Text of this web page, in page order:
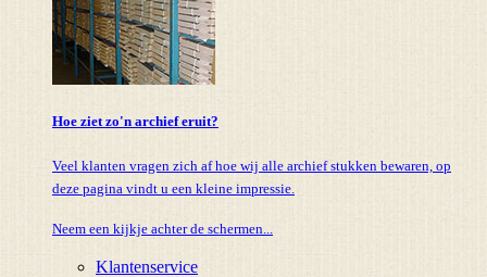
Hoe ziet zo'n archief eruit?
Veel klanten vragen zich af hoe wij alle archief stukken bewaren, op
deze pagina vindt u een kleine impressie.
Neem een kijkje achter de schermen...
Klantenservice